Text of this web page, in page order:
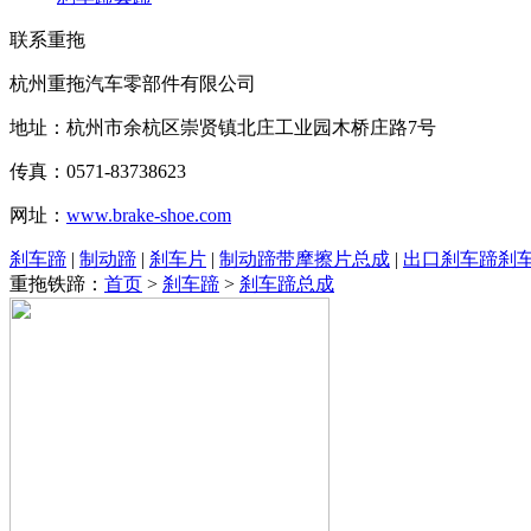
联系重拖
杭州重拖汽车零部件有限公司
地址：杭州市余杭区崇贤镇北庄工业园木桥庄路7号
传真：0571-83738623
网址： www.brake-shoe.com
刹车蹄 | 制动蹄 | 刹车片 | 制动蹄带摩擦片总成 | 出口刹车蹄刹
重拖铁蹄： 首页 > 刹车蹄 > 刹车蹄总成